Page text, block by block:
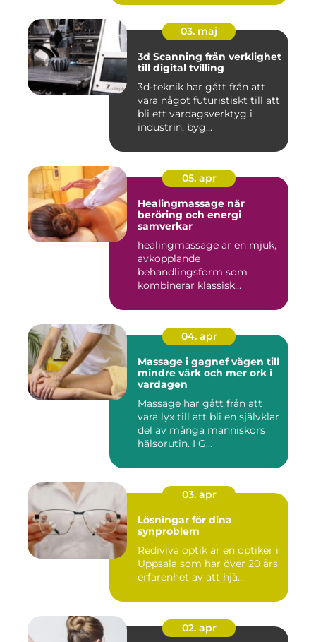
03. maj
3d Scanning från verklighet
till digital tvilling
3d-teknik har gått från att
vara något futuristiskt till att
bli ett vardagsverktyg i
industrin, byg...
05. apr
Healingmassage när
beröring och energi
samverkar
healingmassage är en mjuk,
avkopplande
behandlingsform som
kombinerar klassisk
04. apr
Massage i gagnef vägen till
mindre värk och mer ork i
vardagen
Massage har gått från att
vara lyx till att bli en självklar
del av många människors
hälsorutin. I G...
03. apr
Lösningar för dina
synproblem
Rediviva optik är en optiker i
Uppsala som har över 20 års
erfarenhet av att hjä...
02. apr